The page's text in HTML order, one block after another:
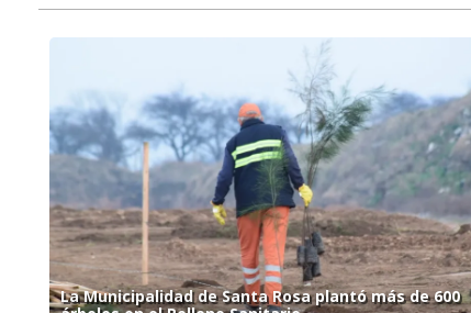
La Municipalidad de Santa Rosa plantó más de 600